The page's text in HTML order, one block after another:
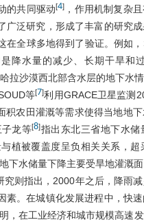
的共同驱动[4] ，作用机制复杂
泛研究，形成了丰富的研究
全球多地得到了验证。例如
降水量的减少、长期干旱和
拉沙漠西北部含水层的地下水
等[7]利用GRACE卫星监测
农田灌溉等需求使得当地地下
龙等[8]指出东北三省地下水储
植被覆盖度呈负相关关系，
下水储量下降主要受旱地灌溉
究则指出，2000年之后，降雨
。在城镇化发展进程中，快
，在工业经济和城市规模高速